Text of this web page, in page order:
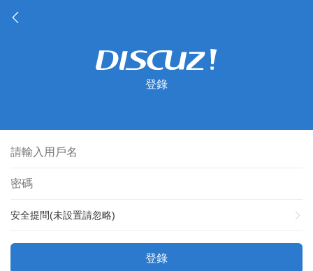
登錄
安全提問(未設置請忽略)
登錄